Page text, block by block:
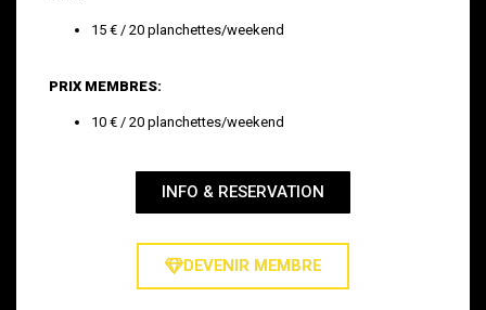
15 € / 20 planchettes/weekend
PRIX MEMBRES:
10 € / 20 planchettes/weekend
INFO & RESERVATION
DEVENIR MEMBRE